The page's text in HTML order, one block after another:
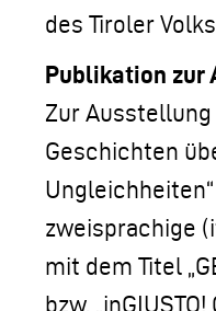
des Tiroler
Publikation zur
Zur Ausstellung
Geschichten
zweisprachige
mit dem Titel
bzw. „inGIUSTO!